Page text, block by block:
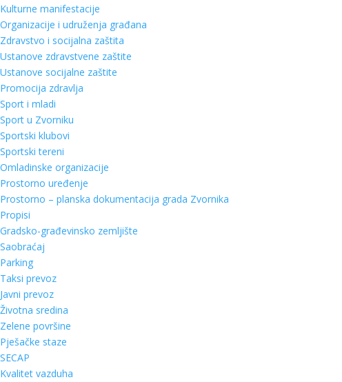
Kulturne manifestacije
Organizacije i udruženja građana
Zdravstvo i socijalna zaštita
Ustanove zdravstvene zaštite
Ustanove socijalne zaštite
Promocija zdravlja
Sport i mladi
Sport u Zvorniku
Sportski klubovi
Sportski tereni
Omladinske organizacije
Prostorno uređenje
Prostorno – planska dokumentacija grada Zvornika
Propisi
Gradsko-građevinsko zemljište
Saobraćaj
Parking
Taksi prevoz
Javni prevoz
Životna sredina
Zelene površine
Pješačke staze
SECAP
Kvalitet vazduha